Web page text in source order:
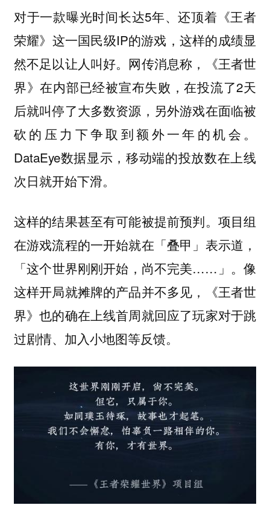
对于一款曝光时间长达5年、还顶着《王者
荣耀》这一国民级IP的游戏，这样的成绩显
然不足以让人叫好。网传消息称，《王者世
界》在内部已经被宣布失败，在投流了2天
后就叫停了大多数资源，另外游戏在面临被
砍的压力下争取到额外一年的机会。
DataEye数据显示，移动端的投放数在上线
次日就开始下滑。
这样的结果甚至有可能被提前预判。项目组
在游戏流程的一开始就在「叠甲」表示道，
「这个世界刚刚开始，尚不完美……」。像
这样开局就摊牌的产品并不多见，《王者世
界》也的确在上线首周就回应了玩家对于跳
过剧情、加入小地图等反馈。